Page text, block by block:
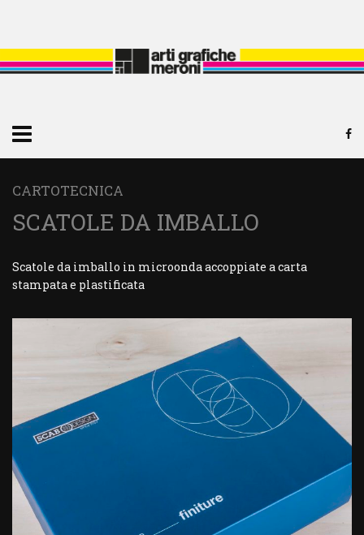
CARTOTECNICA
SCATOLE DA IMBALLO
Scatole da imballo in microonda accoppiate a carta
stampata e plastificata